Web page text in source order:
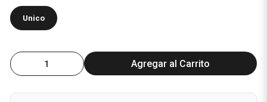
Unico
Agregar al Carrito